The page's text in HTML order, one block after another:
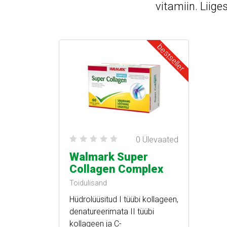
vitamiin.
bestseller
0 Ülevaated
Walmark Super
Collagen Complex
Toidulisand
Hüdrolüüsitud I tüübi kollageen,
denatureerimata II tüübi
kollageen ja C-